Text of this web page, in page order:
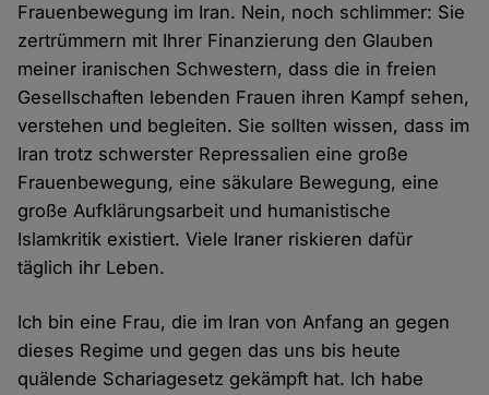
Frauenbewegung im Iran. Nein, noch schlimmer: Sie
zertrümmern mit Ihrer Finanzierung den Glauben
meiner iranischen Schwestern, dass die in freien
Gesellschaften lebenden Frauen ihren Kampf sehen,
verstehen und begleiten. Sie sollten wissen, dass im
Iran trotz schwerster Repressalien eine große
Frauenbewegung, eine säkulare Bewegung, eine
große Aufklärungsarbeit und humanistische
Islamkritik existiert. Viele Iraner riskieren dafür
täglich ihr Leben.
Ich bin eine Frau, die im Iran von Anfang an gegen
dieses Regime und gegen das uns bis heute
quälende Schariagesetz gekämpft hat. Ich habe